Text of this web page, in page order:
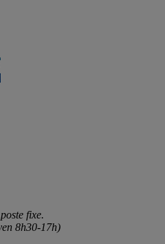
fixe.
8h30-17h)